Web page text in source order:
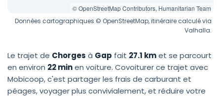
© OpenStreetMap Contributors, Humanitarian Team
Données cartographiques © OpenStreetMap, itinéraire calculé via
Valhalla.
Le trajet de Chorges à Gap fait 27.1 kmet se parcourt
en environ 22 minen voiture. Covoiturer ce trajet avec
Mobicoop, c'est partager les frais de carburant et
péages, voyager plus convivialement, et réduire votre